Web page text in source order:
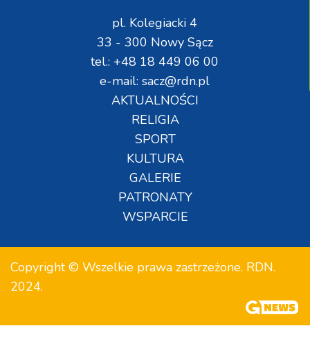
pl. Kolegiacki 4
33 - 300 Nowy Sącz
tel.: +48 18 449 06 00
e-mail: sacz@rdn.pl
AKTUALNOŚCI
RELIGIA
SPORT
KULTURA
GALERIE
PATRONATY
WSPARCIE
Copyright © Wszelkie prawa zastrzeżone. RDN.
2024.